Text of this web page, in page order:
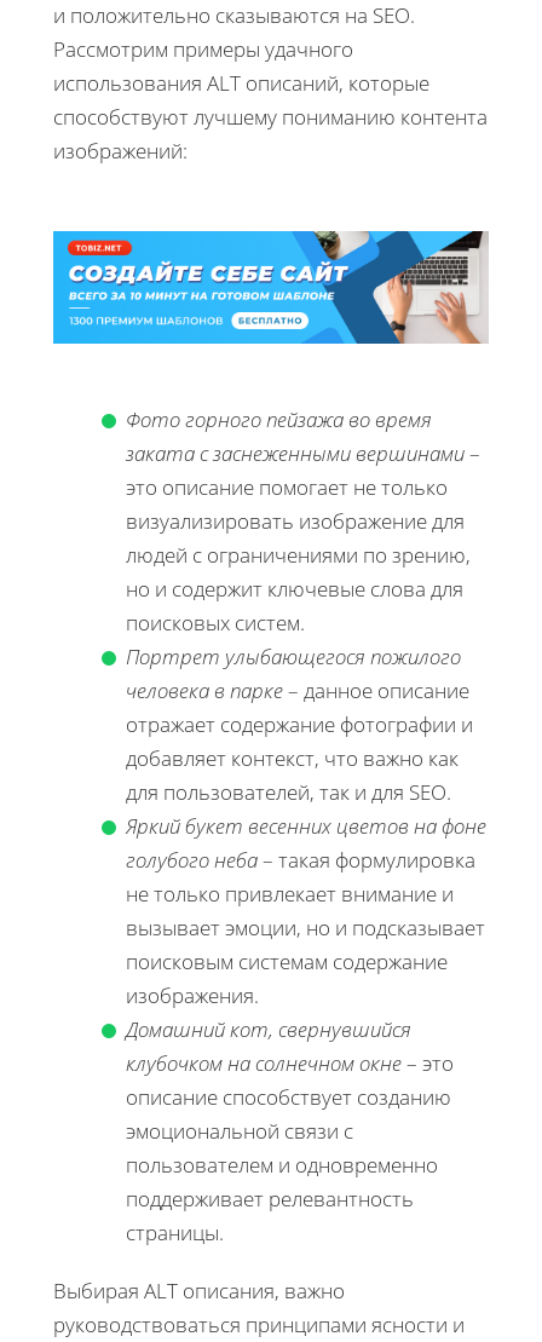
и положительно сказываются на SEO.
Рассмотрим примеры удачного
использования ALT описаний, которые
способствуют лучшему пониманию контента
изображений:
Фото горного пейзажа во время
заката с заснеженными вершинами–
это описание помогает не только
визуализировать изображение для
людей с ограничениями по зрению,
но и содержит ключевые слова для
поисковых систем.
Портрет улыбающегося пожилого
человека в парке– данное описание
отражает содержание фотографии и
добавляет контекст, что важно как
для пользователей, так и для SEO.
Яркий букет весенних цветов на фоне
голубого неба– такая формулировка
не только привлекает внимание и
вызывает эмоции, но и подсказывает
поисковым системам содержание
изображения.
Домашний кот, свернувшийся
клубочком на солнечном окне– это
описание способствует созданию
эмоциональной связи с
пользователем и одновременно
поддерживает релевантность
страницы.
Выбирая ALT описания, важно
руководствоваться принципами ясности и